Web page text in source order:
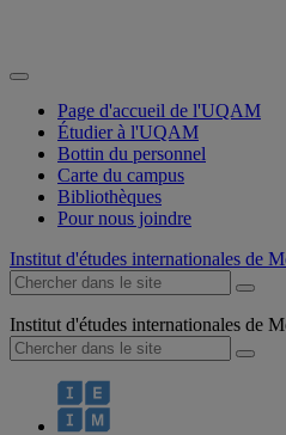
Page d'accueil de l'UQAM
Étudier à l'UQAM
Bottin du personnel
Carte du campus
Bibliothèques
Pour nous joindre
Institut d'études internationales de
Institut d'études internationales de